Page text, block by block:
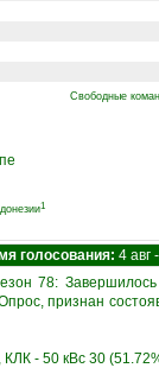
Свободные
1
голосования: 4 авг
78:
признан
КЛК - 50 кВс 30